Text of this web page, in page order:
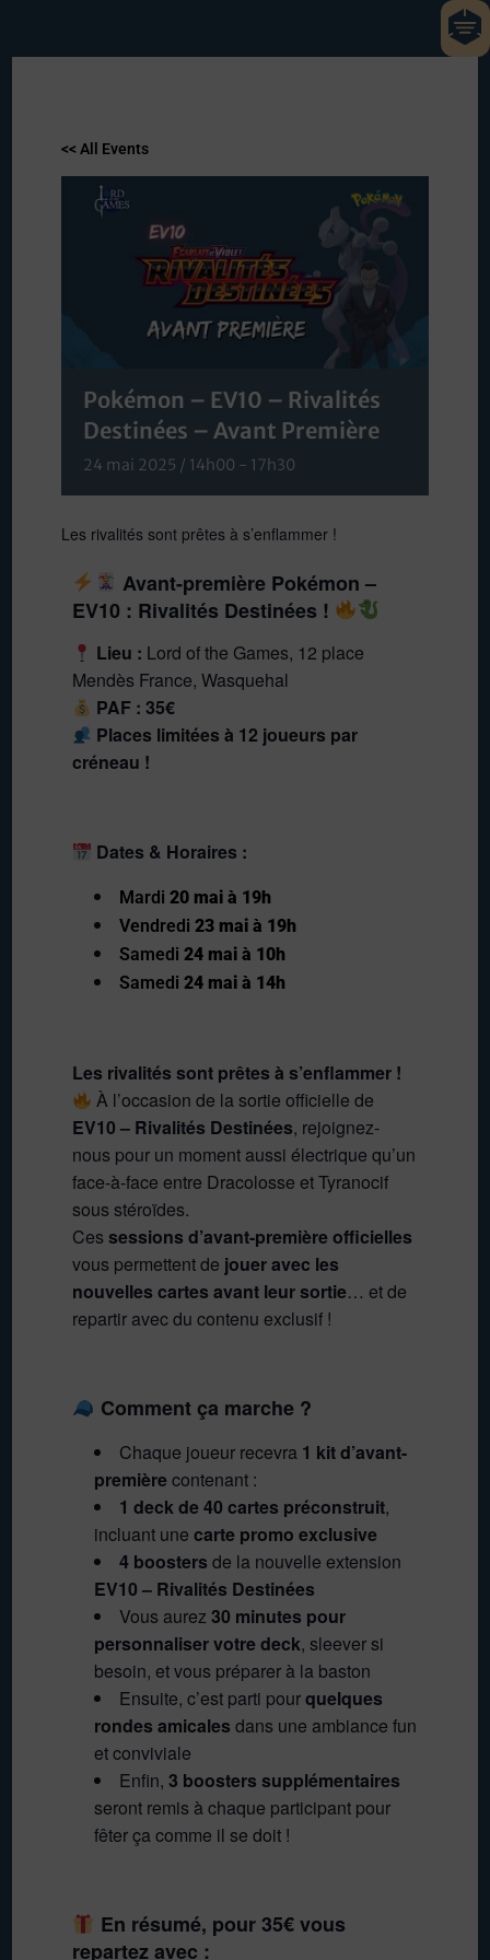
<< All Events
Pokémon – EV10 – Rivalités
Destinées – Avant Première
24 mai 2025 / 14h00 - 17h30
Les rivalités sont prêtes à s’enflammer !
Avant-première Pokémon –
EV10 : Rivalités Destinées !
Lieu : Lord of the Games, 12 place
Mendès France, Wasquehal
PAF : 35€
Places limitées à 12 joueurs par
créneau !
Dates & Horaires :
Mardi20 mai à 19h
Vendredi23 mai à 19h
Samedi24 mai à 10h
Samedi24 mai à 14h
Les rivalités sont prêtes à s’enflammer !
À l’occasion de la sortie officielle de
EV10 – Rivalités Destinées, rejoignez-
nous pour un moment aussi électrique qu’un
face-à-face entre Dracolosse et Tyranocif
sous stéroïdes.
Cessessions d’avant-première officielles
vous permettent de jouer avec les
nouvelles cartes avant leur sortie… et de
repartir avec du contenu exclusif !
Comment ça marche ?
Chaque joueur recevra 1 kit d’avant-
premièrecontenant :
1 deck de 40 cartes préconstruit,
incluant unecarte promo exclusive
4 boosters de la nouvelle extension
EV10 – Rivalités Destinées
Vous aurez30 minutes pour
personnaliser votre deck, sleever si
besoin, et vous préparer à la baston
Ensuite, c’est parti pourquelques
rondes amicales dans une ambiance fun
et conviviale
Enfin,3 boosters supplémentaires
seront remis à chaque participant pour
fêter ça comme il se doit !
En résumé, pour 35€ vous
repartez avec :